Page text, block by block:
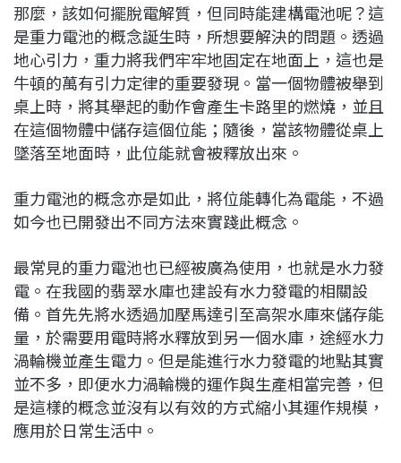
那麼，該如何擺脫電解質，但同時能建構電池呢？這
是重力電池的概念誕生時，所想要解決的問題。透過
地心引力，重力將我們牢牢地固定在地面上，這也是
牛頓的萬有引力定律的重要發現。當一個物體被舉到
桌上時，將其舉起的動作會產生卡路里的燃燒，並且
在這個物體中儲存這個位能；隨後，當該物體從桌上
墜落至地面時，此位能就會被釋放出來。
重力電池的概念亦是如此，將位能轉化為電能，不過
如今也已開發出不同方法來實踐此概念。
最常見的重力電池也已經被廣為使用，也就是水力發
電。在我國的翡翠水庫也建設有水力發電的相關設
備。首先先將水透過加壓馬達引至高架水庫來儲存能
量，於需要用電時將水釋放到另一個水庫，途經水力
渦輪機並產生電力。但是能進行水力發電的地點其實
並不多，即便水力渦輪機的運作與生產相當完善，但
是這樣的概念並沒有以有效的方式縮小其運作規模，
應用於日常生活中。